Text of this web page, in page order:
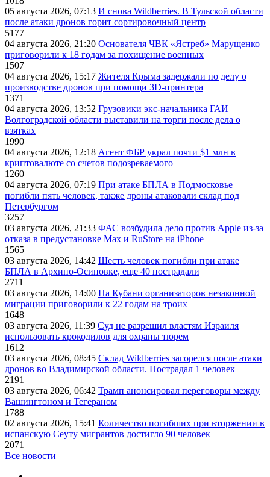
05 августа 2026, 07:13 И снова Wildberries. В Тульской области
после атаки дронов горит сортировочный центр
5177
04 августа 2026, 21:20 Основателя ЧВК «Ястреб» Марущенко
приговорили к 18 годам за похищение военных
1507
04 августа 2026, 15:17 Жителя Крыма задержали по делу о
производстве дронов при помощи 3D‑принтера
1371
04 августа 2026, 13:52 Грузовики экс-начальника ГАИ
Волгоградской области выставили на торги после дела о
взятках
1990
04 августа 2026, 12:18 Агент ФБР украл почти $1 млн в
криптовалюте со счетов подозреваемого
1260
04 августа 2026, 07:19 При атаке БПЛА в Подмосковье
погибли пять человек, также дроны атаковали склад под
Петербургом
3257
03 августа 2026, 21:33 ФАС возбудила дело против Apple из-за
отказа в предустановке Max и RuStore на iPhone
1565
03 августа 2026, 14:42 Шесть человек погибли при атаке
БПЛА в Архипо-Осиповке, еще 40 пострадали
2711
03 августа 2026, 14:00 На Кубани организаторов незаконной
миграции приговорили к 22 годам на троих
1648
03 августа 2026, 11:39 Суд не разрешил властям Израиля
использовать крокодилов для охраны тюрем
1612
03 августа 2026, 08:45 Склад Wildberries загорелся после атаки
дронов во Владимирской области. Пострадал 1 человек
2191
03 августа 2026, 06:42 Трамп анонсировал переговоры между
Вашингтоном и Тегераном
1788
02 августа 2026, 15:41 Количество погибших при вторжении в
испанскую Сеуту мигрантов достигло 90 человек
2071
Все новости